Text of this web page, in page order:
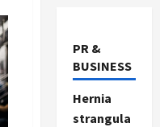
PR &
BUSINESS
Hernia
strangula